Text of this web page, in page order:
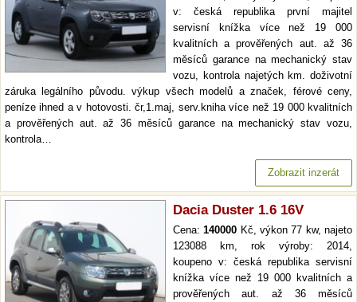
v: česká republika první majitel
servisní knížka více než 19 000
kvalitních a prověřených aut. až 36
měsíců garance na mechanický stav
vozu, kontrola najetých km. doživotní
záruka legálního původu. výkup všech modelů a značek, férové ceny,
peníze ihned a v hotovosti. čr,1.maj, serv.kniha více než 19 000 kvalitních
a prověřených aut. až 36 měsíců garance na mechanický stav vozu,
kontrola…
Zobrazit inzerát
Dacia Duster 1.6 16V
Cena:140000 Kč, výkon 77 kw, najeto
123088 km, rok výroby: 2014,
koupeno v: česká republika servisní
knížka více než 19 000 kvalitních a
prověřených aut. až 36 měsíců